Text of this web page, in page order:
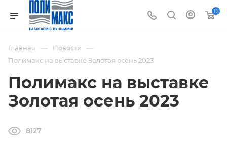
0
Главная — Новости —
Полимакс на выставке Золотая осень 2023
Полимакс на выставке
Золотая осень 2023
8127